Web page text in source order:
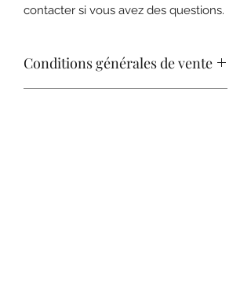
contacter si vous avez des questions.
Conditions générales de vente